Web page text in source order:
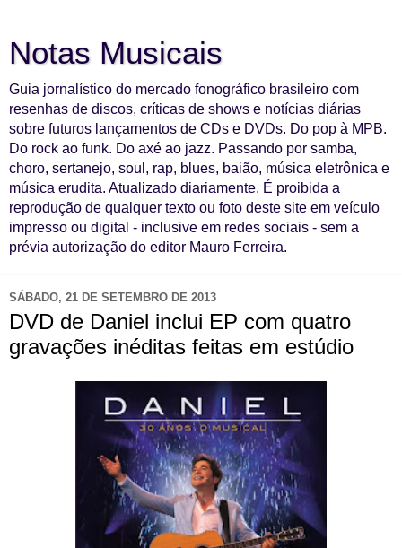
Notas Musicais
Guia jornalístico do mercado fonográfico brasileiro com
resenhas de discos, críticas de shows e notícias diárias
sobre futuros lançamentos de CDs e DVDs. Do pop à MPB.
Do rock ao funk. Do axé ao jazz. Passando por samba,
choro, sertanejo, soul, rap, blues, baião, música eletrônica e
música erudita. Atualizado diariamente. É proibida a
reprodução de qualquer texto ou foto deste site em veículo
impresso ou digital - inclusive em redes sociais - sem a
prévia autorização do editor Mauro Ferreira.
SÁBADO, 21 DE SETEMBRO DE 2013
DVD de Daniel inclui EP com quatro
gravações inéditas feitas em estúdio